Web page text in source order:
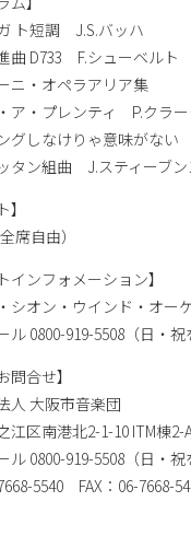
ト短調 J.S.バッハ
曲 D733 F.シューベルト
ニ・オペラアリア集
ア・プレンティ P.クラー
グしなけりゃ意味がな
タン組曲 J.スティーブン
】
席自由）
インフォメーション】
シオン・ウインド・オー
ル 0800-919-5508（日・祝
問合せ】
人 大阪市音楽団
江区南港北2-1-10 ITM棟2-
ル 0800-919-5508（日・祝
5540 FAX：06-7668-